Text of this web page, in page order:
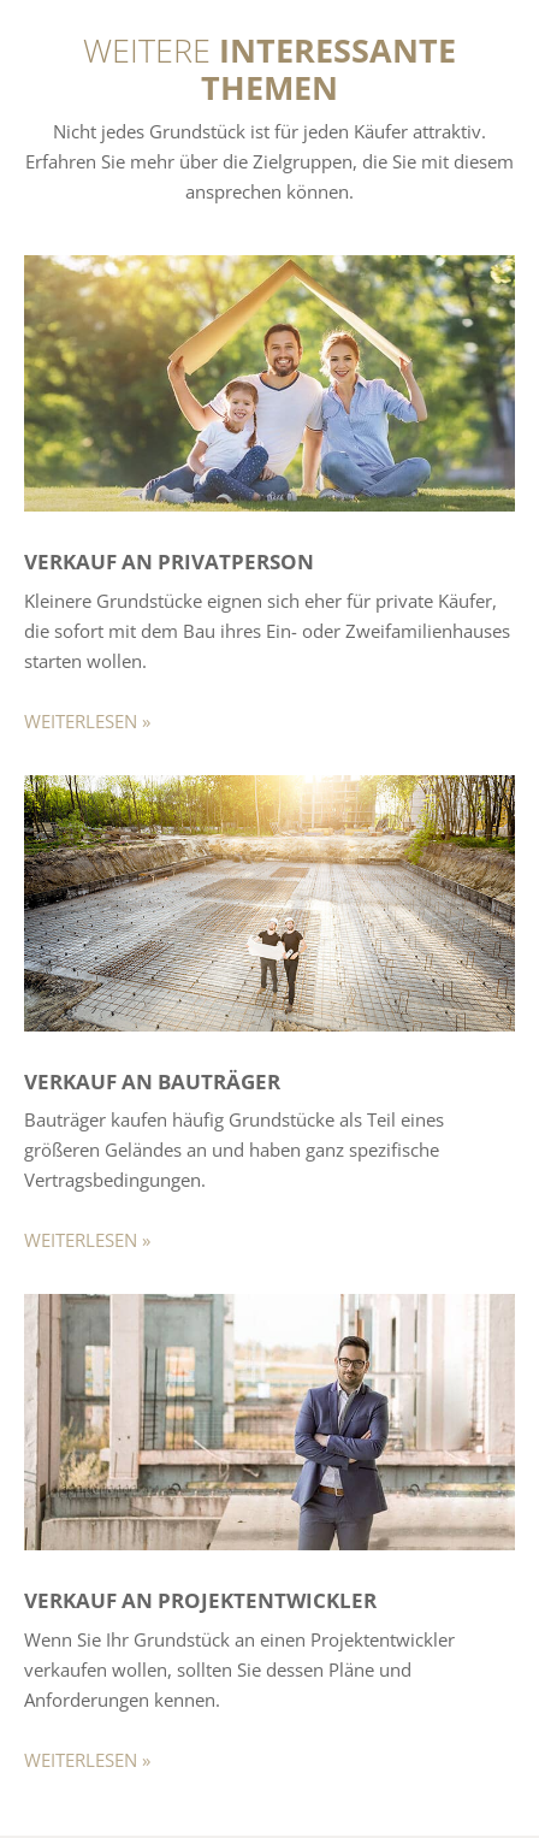
WEITERE INTERESSANTE
THEMEN
Nicht jedes Grundstück ist für jeden Käufer attraktiv.
Erfahren Sie mehr über die Zielgruppen, die Sie mit diesem
ansprechen können.
VERKAUF AN PRIVATPERSON
Kleinere Grundstücke eignen sich eher für private Käufer,
die sofort mit dem Bau ihres Ein- oder Zweifamilienhauses
starten wollen.
WEITERLESEN »
VERKAUF AN BAUTRÄGER
Bauträger kaufen häufig Grundstücke als Teil eines
größeren Geländes an und haben ganz spezifische
Vertragsbedingungen.
WEITERLESEN »
VERKAUFAN PROJEKTENTWICKLER
Wenn Sie Ihr Grundstück an einen Projektentwickler
verkaufen wollen, sollten Sie dessen Pläne und
Anforderungen kennen.
WEITERLESEN »